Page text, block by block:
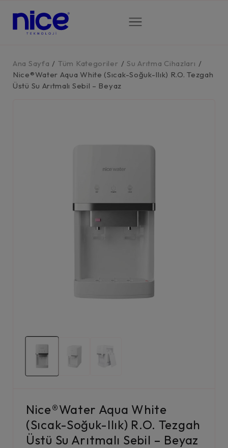
Ana Sayfa / Tüm Kategoriler / Su Arıtma Cihazları /
Nice®Water Aqua White (Sıcak-Soğuk-Ilık) R.O. Tezgah
Üstü Su Arıtmalı Sebil – Beyaz
Nice®Water Aqua White
(Sıcak-Soğuk-Ilık) R.O. Tezgah
Üstü Su Arıtmalı Sebil – Beyaz